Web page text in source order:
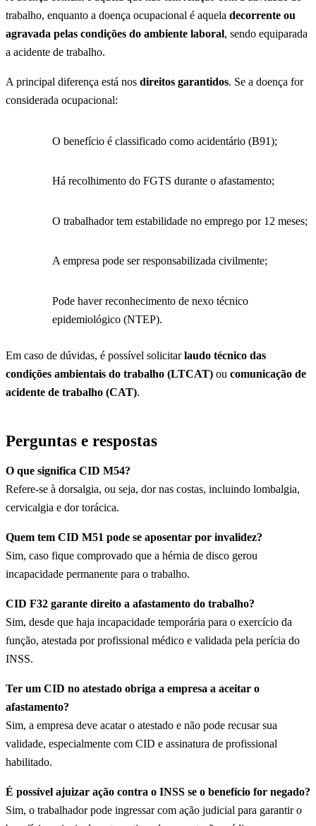
trabalho, enquanto a doença ocupacional é aquela decorrente ou
agravada pelas condições do ambiente laboral, sendo equiparada
a acidente de trabalho.
A principal diferença está nos direitos garantidos. Se a doença for
considerada ocupacional:
O benefício é classificado como acidentário (B91);
Há recolhimento do FGTS durante o afastamento;
O trabalhador tem estabilidade no emprego por 12 meses;
A empresa pode ser responsabilizada civilmente;
Pode haver reconhecimento de nexo técnico
epidemiológico (NTEP).
Em caso de dúvidas, é possível solicitarlaudo técnico das
condições ambientais do trabalho (LTCAT) ou comunicação de
acidente de trabalho (CAT).
Perguntas e respostas
O que significa CID M54?
Refere-se à dorsalgia, ou seja, dor nas costas, incluindo lombalgia,
cervicalgia e dor torácica.
Quem tem CID M51 pode se aposentar por invalidez?
Sim, caso fique comprovado que a hérnia de disco gerou
incapacidade permanente para o trabalho.
CID F32 garante direito a afastamento do trabalho?
Sim, desde que haja incapacidade temporária para o exercício da
função, atestada por profissional médico e validada pela perícia do
INSS.
Ter um CID no atestado obriga a empresa a aceitar o
afastamento?
Sim, a empresa deve acatar o atestado e não pode recusar sua
validade, especialmente com CID e assinatura de profissional
habilitado.
É possível ajuizar ação contra o INSS se o benefício for negado?
Sim, o trabalhador pode ingressar com ação judicial para garantir o